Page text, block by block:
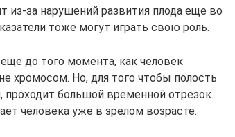
из-за нарушений развития плода еще во
тоже могут играть свою роль.
до того момента, как человек
хромосом. Но, для того чтобы полость
большой временной отрезок.
человека уже в зрелом возрасте.